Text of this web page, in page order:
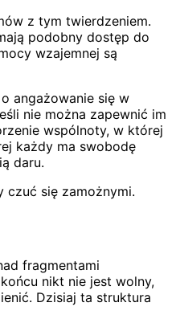
z tym twierdzeniem.
podobny dostęp do
wzajemnej są
angażowanie się w
nie można zapewnić im
wspólnoty, w której
każdy ma swobodę
daru.
czuć się zamożnymi.
fragmentami
nikt nie jest wolny,
Dzisiaj ta struktura